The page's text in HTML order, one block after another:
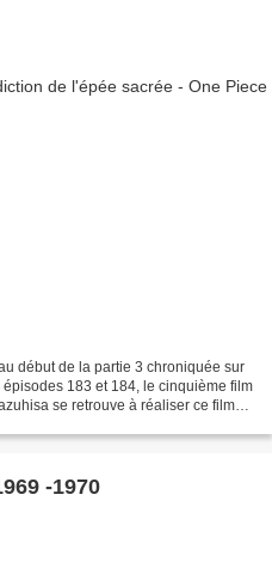
début de la partie 3 chroniquée sur
183 et 184, le cinquième film
se retrouve à réaliser ce film
-1970